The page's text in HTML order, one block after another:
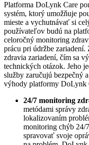
Platforma DoLynk Care
systém, ktorý umožňuje
mieste a vychutnávať si
používateľov budú na
celoročný monitoring
prácu pri údržbe zariadení.
zdravia zariadení, čím sa
technických otázok. Jeho
služby zaručujú bezpečný
výhody platformy DoLynk
24/7 monitoring
metódami správy
lokalizovaním
monitoring chýb 24/
spravovať svoje